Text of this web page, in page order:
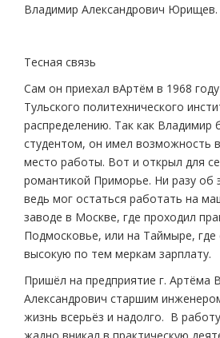
Владимир Александрович Юрищев.
Тесная связь
Сам он приехал вАртём в 1968
Тульского политехнического
распределению. Так как Владимир
студентом, он имел возможность
место работы. Вот и открыл для
романтикой Приморье. Ни разу об
ведь мог остаться работать на
заводе в Москве, где проходил
Подмосковье, или на Таймыре, где
высокую по тем меркам зарплату.
Пришёл на предприятие г. Артёма
Александрович старшим
жизнь всерьёз и надолго. В